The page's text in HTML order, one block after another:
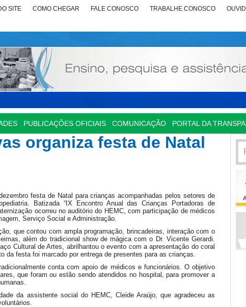
SITE COMO CHEGAR FALE CONOSCO TRABALHE CONOSCO
PUBLICAÇÕES OFICIAIS COMUNICAÇÃO PORTAL DA
organiza festa de Natal
festa de Natal para crianças acompanhadas pelos setores de
Batizada “IX Encontro Anual das Crianças Portadoras de
ocorreu no auditório do HEMC, com participação de médicos
Serviço Social e Administração.
que contou com ampla programação, brincadeiras, interação com o
além do tradicional show de mágica com o Dr. Vicente Gerardi.
Cultural de Artes, abrilhantou o evento com a apresentação do coral
da festa foi marcado por entrega de presentes para as crianças.
conta com apoio de médicos e funcionários. O objetivo
que foram ou estão sendo atendidos no hospital, para promover a
da assistente social do HEMC, Cleide Araújo, que agradeceu as